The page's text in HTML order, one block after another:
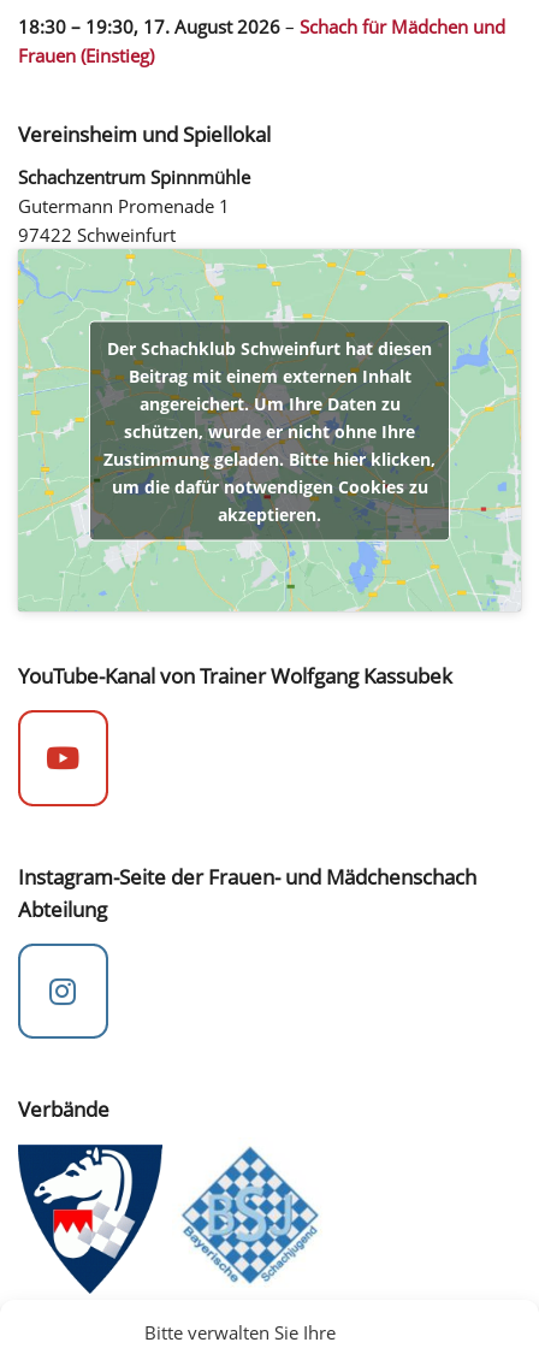
Bitte verwalten Sie Ihre
18:30 – 19:30, 17. August 2026 – Schach für Mädchen und
Frauen (Einstieg)
Vereinsheim und Spiellokal
Schachzentrum Spinnmühle
Gutermann Promenade 1
97422 Schweinfurt
Der Schachklub Schweinfurt hat diesen
Beitrag mit einem externen Inhalt
angereichert. Um Ihre Daten zu
schützen, wurde er nicht ohne Ihre
Zustimmung geladen. Bitte hier klicken,
um die dafür notwendigen Cookies zu
akzeptieren.
YouTube-Kanal von Trainer Wolfgang Kassubek
Instagram-Seite der Frauen- und Mädchenschach
Abteilung
Verbände